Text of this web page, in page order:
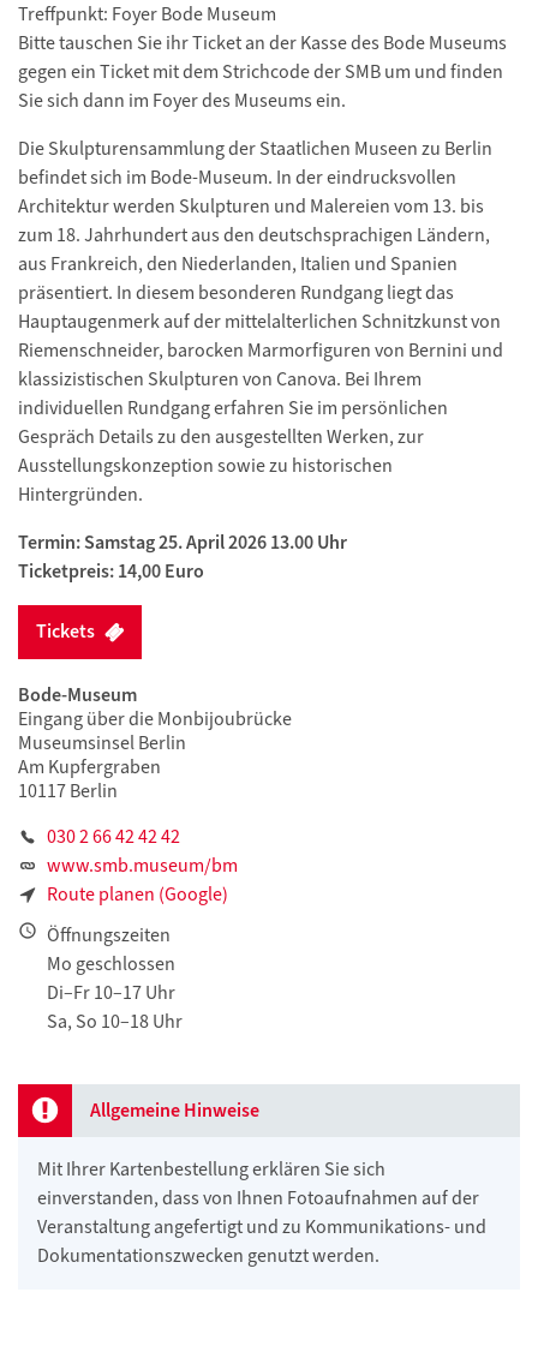
Treffpunkt: Foyer Bode Museum
Bitte tauschen Sie ihr Ticket an der Kasse des Bode Museums
gegen ein Ticket mit dem Strichcode der SMB um und finden
Sie sich dann im Foyer des Museums ein.
Die Skulpturensammlung der Staatlichen Museen zu Berlin
befindet sich im Bode-Museum. In der eindrucksvollen
Architektur werden Skulpturen und Malereien vom 13. bis
zum 18. Jahrhundert aus den deutschsprachigen Ländern,
aus Frankreich, den Niederlanden, Italien und Spanien
präsentiert. In diesem besonderen Rundgang liegt das
Hauptaugenmerk auf der mittelalterlichen Schnitzkunst von
Riemenschneider, barocken Marmorfiguren von Bernini und
klassizistischen Skulpturen von Canova. Bei Ihrem
individuellen Rundgang erfahren Sie im persönlichen
Gespräch Details zu den ausgestellten Werken, zur
Ausstellungskonzeption sowie zu historischen
Hintergründen.
Termin: Samstag 25. April 2026 13.00 Uhr
Ticketpreis: 14,00 Euro
Tickets
Bode-Museum
Eingang über die Monbijoubrücke
Museumsinsel Berlin
Am Kupfergraben
10117 Berlin
030 2 66 42 42 42
www.smb.museum/bm
Route planen (Google)
Öffnungszeiten
Mo geschlossen
Di–Fr 10–17 Uhr
Sa, So 10–18 Uhr
Allgemeine Hinweise
Mit Ihrer Kartenbestellung erklären Sie sich
einverstanden, dass von Ihnen Fotoaufnahmen auf der
Veranstaltung angefertigt und zu Kommunikations- und
Dokumentationszwecken genutzt werden.